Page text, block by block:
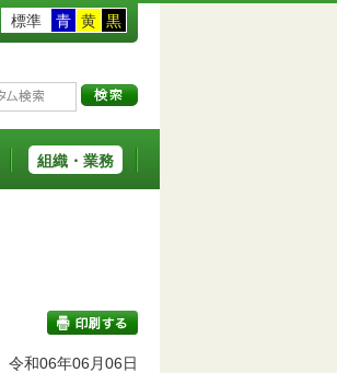
標準 青 黄 黒
組織・業務
令和06年06月06日